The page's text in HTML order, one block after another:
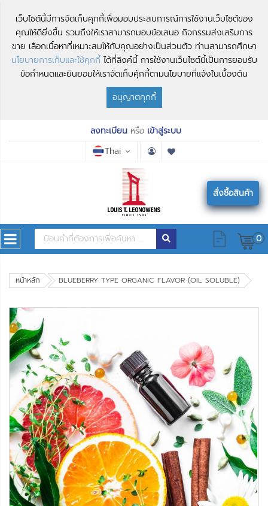
เว็บไซต์นี้มีการจัดเก็บคุกกี้เพื่อมอบประสบการณ์การใช้งานเว็บไซต์ของ
คุณให้ดียิ่งขึ้น รวมถึงให้เราสามารถมอบข้อเสนอ กิจกรรมส่งเสริมการ
ขาย เลือกเนื้อหาที่เหมาะสมให้กับคุณอย่างเป็นส่วนตัว ท่านสามารถศึกษา
นโยบายการเก็บและใช้คุกกี้ ได้ที่ลิงค์นี้ การใช้งานเว็บไซต์นี้เป็นการยอมรับ
ข้อกำหนดและยินยอมให้เราจัดเก็บคุ้กกี้ตามนโยบายที่แจ้งในเบื้องต้น
อนุญาตคุกกี้
ลงทะเบียนหรือ เข้าสู่ระบบ
Thai
สั่งซื้อสินค้า
0
หน้าหลัก BLUEBERRY TYPE ORGANIC FLAVOR (OIL SOLUBLE)